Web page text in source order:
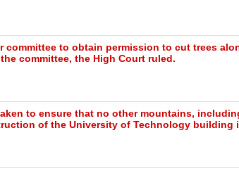
committee to obtain permission to cut trees
committee, the High Court ruled.
to ensure that no other mountains,
of the University of Technology building